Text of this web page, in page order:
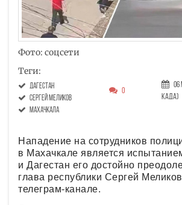
Фото: соцсети
Теги:
Дагестан
Сергей Меликов
Махачкала
0
06
када)
Нападение на сотрудников
в Махачкале является
и Дагестан его достойно
глава республики Сергей
телеграм-канале.